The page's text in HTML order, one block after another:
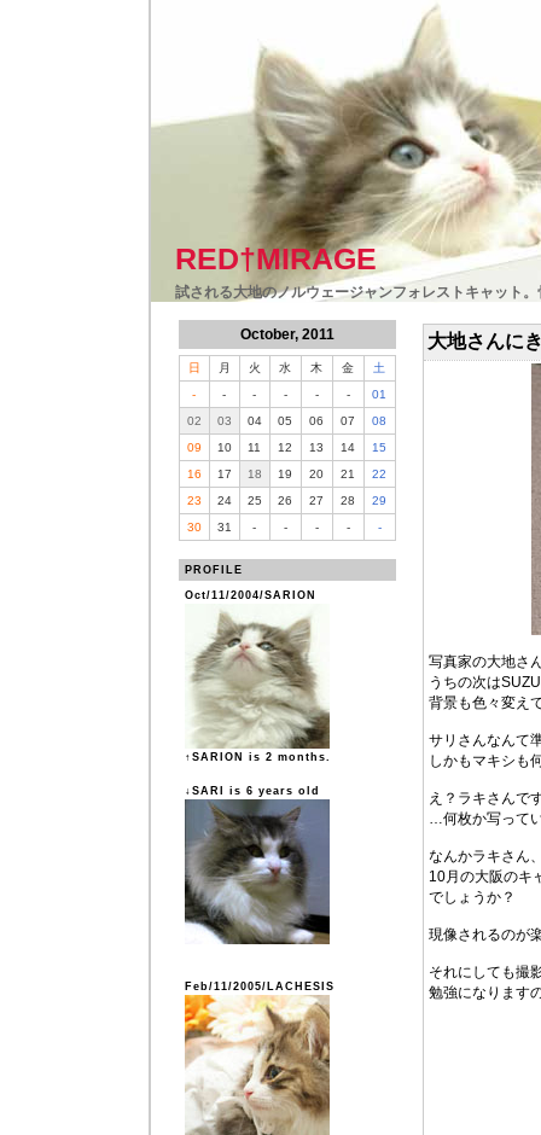
RED†MIRAGE
試される大地のノルウェージャンフォレストキャット
October, 2011
日 月 火 水 木 金
土
-
- - - - -
01
02
03 04 05 06 07
08
09
10 11 12 13 14
15
16
17 18 19 20 21
22
23
24 25 26 27 28
29
30
31 - - - - -
PROFILE
Oct/11/2004/SARION
↑SARION is 2 months.
↓SARI is 6 years old
Feb/11/2005/LACHESIS
大地さんに
写真家の大地さ
うちの次は
背景も色々変え
サリさんなんて
しかもマキシも
え？ラキさんで
…何枚か写って
なんかラキさん
10月の大阪のキ
でしょうか？
現像されるのが
それにしても撮
勉強になります